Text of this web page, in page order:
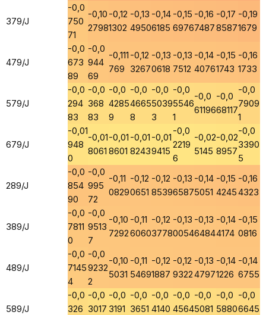
379/J
-0,0
750
71
-0,10
2798
-0,12
1302
-0,13
4950
-0,14
6185
-0,15
6976
-0,16
7487
-0,17
8587
-0,19
1679
479/J
-0,0
673
89
-0,0
944
69
-0,111
769
-0,12
3267
-0,13
0618
-0,13
7512
-0,14
4076
-0,15
1743
-0,16
1733
579/J
-0,0
294
83
-0,0
368
83
-0,0
4285
9
-0,0
4665
8
-0,0
5039
3
-0,0
5546
1
-0,0
61196
-0,0
68117
-0,0
7909
1
679/J
-0,01
948
0
-0,01
8061
-0,01
8601
-0,01
8243
-0,01
9415
-0,0
2219
6
-0,02
5145
-0,02
8957
-0,0
3390
5
289/J
-0,0
854
90
-0,0
995
72
-0,11
0829
-0,12
0651
-0,12
8539
-0,13
6587
-0,14
5051
-0,15
4245
-0,16
4323
389/J
-0,0
7811
0
-0,0
9513
7
-0,10
7292
-0,11
6060
-0,12
3778
-0,13
0054
-0,13
6484
-0,14
4174
-0,15
0816
489/J
-0,0
7145
4
-0,0
9232
2
-0,10
5031
-0,11
5469
-0,12
1887
-0,12
9322
-0,13
4797
-0,14
1226
-0,14
6755
589/J
-0,0
326
-0,0
3017
-0,0
3191
-0,0
3651
-0,0
4140
-0,0
4564
-0,0
5081
-0,0
5880
-0,0
6645